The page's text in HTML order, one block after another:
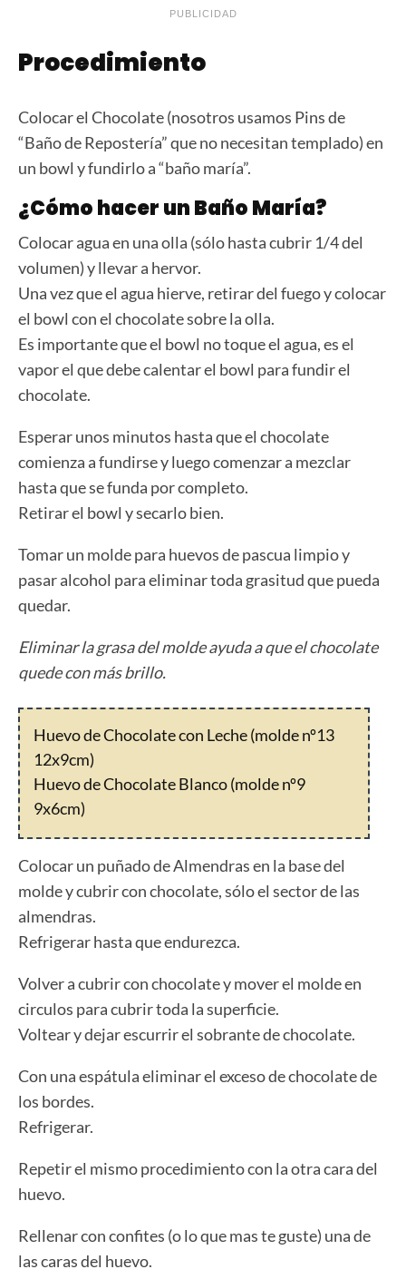
PUBLICIDAD
Procedimiento
Colocar el Chocolate (nosotros usamos Pins de
“Baño de Repostería” que no necesitan templado) en
un bowl y fundirlo a “baño maría”.
¿Cómo hacer un Baño María?
Colocar agua en una olla (sólo hasta cubrir 1/4 del
volumen) y llevar a hervor.
Una vez que el agua hierve, retirar del fuego y colocar
el bowl con el chocolate sobre la olla.
Es importante que el bowl no toque el agua, es el
vapor el que debe calentar el bowl para fundir el
chocolate.
Esperar unos minutos hasta que el chocolate
comienza a fundirse y luego comenzar a mezclar
hasta que se funda por completo.
Retirar el bowl y secarlo bien.
Tomar un molde para huevos de pascua limpio y
pasar alcohol para eliminar toda grasitud que pueda
quedar.
Eliminar la grasa del molde ayuda a que el chocolate
quede con más brillo.
Huevo de Chocolate con Leche (molde nº13
12x9cm)
Huevo de Chocolate Blanco (molde nº9
9x6cm)
Colocar un puñado de Almendras en la base del
molde y cubrir con chocolate, sólo el sector de las
almendras.
Refrigerar hasta que endurezca.
Volver a cubrir con chocolate y mover el molde en
circulos para cubrir toda la superficie.
Voltear y dejar escurrir el sobrante de chocolate.
Con una espátula eliminar el exceso de chocolate de
los bordes.
Refrigerar.
Repetir el mismo procedimiento con la otra cara del
huevo.
Rellenar con confites (o lo que mas te guste) una de
las caras del huevo.